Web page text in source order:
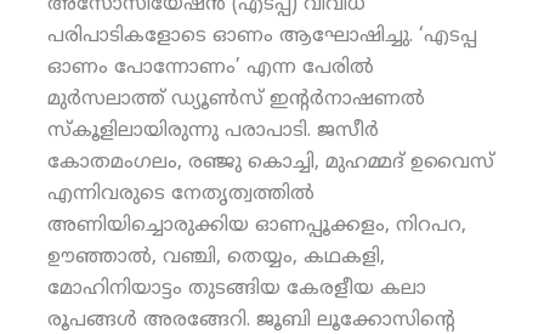
പരിപാടികളോടെ ഓണം ആഘോഷിച്ചു. ‘എടപ്പ
ഓണം പോന്നോണം’ എന്ന പേരില്‍
മുര്‍സലാത്ത് ഡ്യൂണ്‍സ് ഇന്റര്‍നാഷണല്‍
സ്‌കൂളിലായിരുന്നു പരാപാടി. ജസീര്‍
കോതമംഗലം, രഞ്ജു കൊച്ചി, മുഹമ്മദ് ഉവൈസ്
എന്നിവരുടെ നേതൃത്വത്തില്‍
അണിയിച്ചൊരുക്കിയ ഓണപ്പൂക്കളം, നിറപറ,
ഊഞ്ഞാല്‍, വഞ്ചി, തെയ്യം, കഥകളി,
മോഹിനിയാട്ടം തുടങ്ങിയ കേരളീയ കലാ
രൂപങ്ങള്‍ അരങ്ങേറി. ജൂബി ലൂക്കോസിന്റെ